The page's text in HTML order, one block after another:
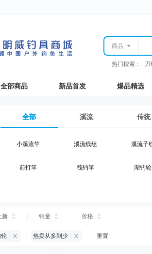
商品
热门搜索：
全部商品 新品首发 爆品精选
全部 溪流 传统
小溪流竿 溪流线组 溪流子
前打竿 筏钓竿 湖钓轮
台钓钩
台钓服饰 台钓装备
新 销量 价格
热卖从多到少 重置